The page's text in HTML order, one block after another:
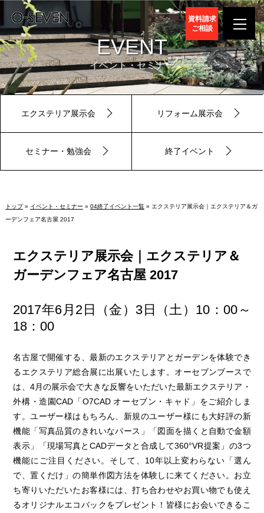
資料請求
ご相談
EVENT
イベント・セミナー
エクステリア展示会 リフォーム展示会
セミナー・勉強会 終了イベント
トップ» イベント・セミナー » 04終了イベント一覧» エクステリア展示会｜エクステリア＆ガ
ーデンフェア名古屋 2017
エクステリア展示会｜エクステリア＆
ガーデンフェア名古屋 2017
2017年6月2日（金）3日（土）10：00～
18：00
名古屋で開催する、最新のエクステリアとガーデンを体験でき
るエクステリア総合展に出展いたします。オーセブンブースで
は、4月の展示会で大きな反響をいただいた最新エクステリア・
外構・造園CAD「O7CAD オーセブン・キャド」をご紹介しま
す。ユーザー様はもちろん、新規のユーザー様にも大好評の新
機能「写真品質のきれいなパース」「図面を描くと自動で金額
表示」「現場写真とCADデータと合成して360°VR提案」の3つ
機能にご注目ください。そして、10年以上変わらない「選ん
で、置くだけ」の簡単作図方法を体験しに来てください。お立
ち寄りいただいたお客様には、打ち合わせやお買い物でも使え
るオリジナルエコバックをプレゼント！皆様にお会いできるこ